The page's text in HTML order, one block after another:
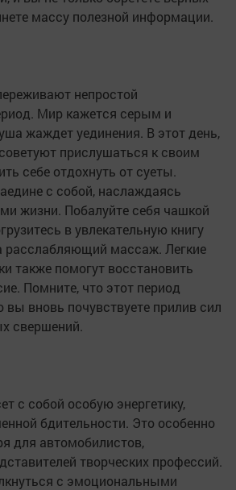
массу полезной информации.
непростой
Мир кажется серым и
жаждет уединения. В этот день,
прислушаться к своим
себе отдохнуть от суеты.
с собой, наслаждаясь
жизни. Побалуйте себя чашкой
в увлекательную книгу
расслабляющий массаж. Легкие
также помогут восстановить
Помните, что этот период
вы вновь почувствуете прилив сил
свершений.
с собой особую энергетику,
бдительности. Это особенно
для автомобилистов,
творческих профессий.
с эмоциональными